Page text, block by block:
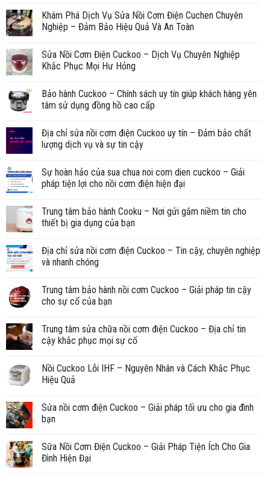
Khám Phá Dịch Vụ Sửa Nồi Cơm Điện Cuchen Chuyên
Nghiệp – Đảm Bảo Hiệu Quả Và An Toàn
Sửa Nồi Cơm Điện Cuckoo – Dịch Vụ Chuyên Nghiệp
Khắc Phục Mọi Hư Hỏng
Bảo hành Cuckoo – Chính sách uy tín giúp khách hàng yên
tâm sử dụng đồng hồ cao cấp
Địa chỉ sửa nồi cơm điện Cuckoo uy tín – Đảm bảo chất
lượng dịch vụ và sự tin cậy
Sự hoàn hảo của sua chua noi com dien cuckoo – Giải
pháp tiện lợi cho nồi cơm điện hiện đại
Trung tâm bảo hành Cooku – Nơi gửi gắm niềm tin cho
thiết bị gia dụng của bạn
Địa chỉ sửa nồi cơm điện Cuckoo – Tin cậy, chuyên nghiệp
và nhanh chóng
Trung tâm bảo hành nồi cơm Cuckoo – Giải pháp tin cậy
cho sự cố của bạn
Trung tâm sửa chữa nồi cơm điện Cuckoo – Địa chỉ tin
cậy khắc phục mọi sự cố
Nồi Cuckoo Lỗi IHF – Nguyên Nhân và Cách Khắc Phục
Hiệu Quả
Sửa nồi cơm điện Cuckoo – Giải pháp tối ưu cho gia đình
bạn
Sữa Nồi Cơm Điện Cuckoo – Giải Pháp Tiện Ích Cho Gia
Đình Hiện Đại